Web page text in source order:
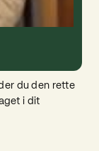
du den rette
i dit